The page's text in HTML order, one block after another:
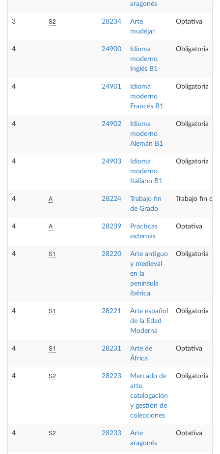
aragonés
3 S2 28234
Arte
mudéjar
Optativa
4 24900
Idioma
moderno
Inglés B1
Obligatoria
4 24901
Idioma
moderno
Francés B1
Obligatoria
4 24902
Idioma
moderno
Alemán B1
Obligatoria
4 24903
Idioma
moderno
Italiano B1
Obligatoria
4 A 28224
Trabajo fin
de Grado
Trabajo fin de
4 A 28239
Prácticas
externas
Optativa
4 S1 28220
Arte antiguo
y medieval
en la
península
Ibérica
Obligatoria
4 S1 28221
Arte español
de la Edad
Moderna
Obligatoria
4 S1 28231
Arte de
África
Optativa
4 S2 28223
Mercado de
arte,
catalogación
y gestión de
colecciones
Obligatoria
4 S2 28233
Arte
aragonés
Optativa